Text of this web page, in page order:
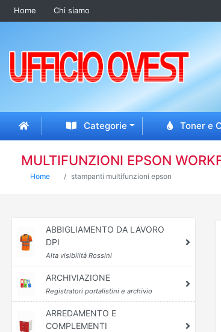
Home Chi siamo
Categorie Toner e
MULTIFUNZIONI EPSON
Home stampanti multifunzioni epson
ABBIGLIAMENTO DA LAVORO
DPI
Alta visibilità Rossini
ARCHIVIAZIONE
Registratori portalistini e archivio
ARREDAMENTO E
COMPLEMENTI